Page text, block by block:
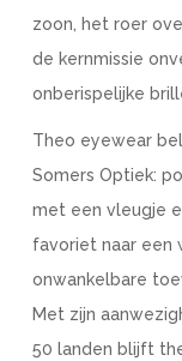
zoon, het roer
de kernmissie
onberispelijke
Theo eyewear
Somers Optiek:
met een vleugje
favoriet naar een
onwankelbare
Met zijn
50 landen blijft